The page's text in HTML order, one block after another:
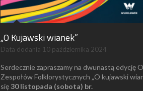
„O Kujawski wianek”
Data dodania 10 października 2024
Serdecznie zapraszamy na dwunastą edycję
Zespołów Folklorystycznych „O kujawski
się30 listopada (sobota) br.